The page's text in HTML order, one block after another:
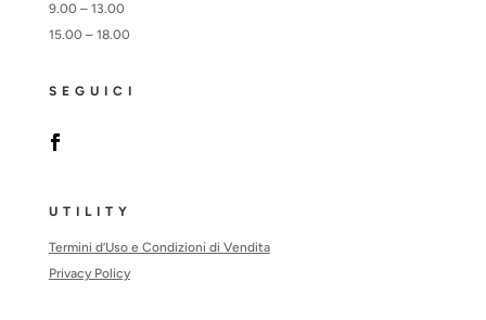
9.00 – 13.00
15.00 – 18.00
SEGUICI
UTILITY
Termini d’Uso e Condizioni di Vendita
Privacy Policy